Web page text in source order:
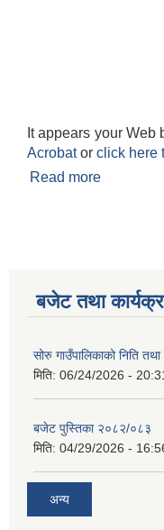
It appears your
Acrobator click here
Read more
बजेट तथा
सोरु गाउँपालिकाको निति
मिति: 06/24/2026 -
बजेट पुस्तिका २०८२/०८३
मिति: 04/29/2026 -
अन्य